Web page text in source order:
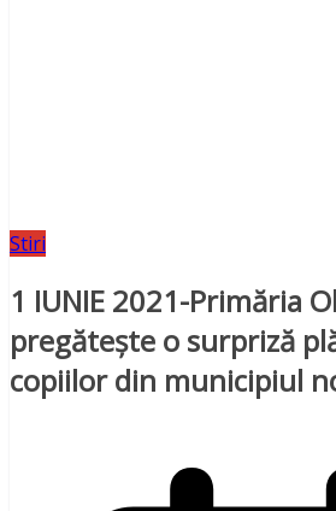
Stiri
1 IUNIE 2021-Primăria
pregăteşte o surpriză
copiilor din municipiul